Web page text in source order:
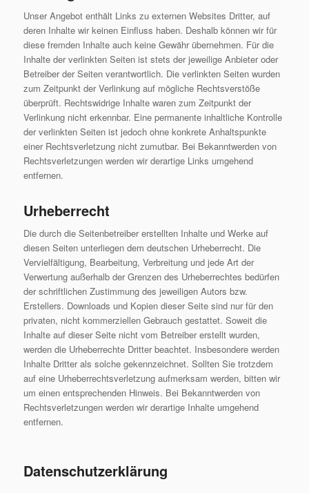
Unser Angebot enthält Links zu externen Websites Dritter, auf
deren Inhalte wir keinen Einfluss haben. Deshalb können wir für
diese fremden Inhalte auch keine Gewähr übernehmen. Für die
Inhalte der verlinkten Seiten ist stets der jeweilige Anbieter oder
Betreiber der Seiten verantwortlich. Die verlinkten Seiten wurden
zum Zeitpunkt der Verlinkung auf mögliche Rechtsverstöße
überprüft. Rechtswidrige Inhalte waren zum Zeitpunkt der
Verlinkung nicht erkennbar. Eine permanente inhaltliche Kontrolle
der verlinkten Seiten ist jedoch ohne konkrete Anhaltspunkte
einer Rechtsverletzung nicht zumutbar. Bei Bekanntwerden von
Rechtsverletzungen werden wir derartige Links umgehend
entfernen.
Urheberrecht
Die durch die Seitenbetreiber erstellten Inhalte und Werke auf
diesen Seiten unterliegen dem deutschen Urheberrecht. Die
Vervielfältigung, Bearbeitung, Verbreitung und jede Art der
Verwertung außerhalb der Grenzen des Urheberrechtes bedürfen
der schriftlichen Zustimmung des jeweiligen Autors bzw.
Erstellers. Downloads und Kopien dieser Seite sind nur für den
privaten, nicht kommerziellen Gebrauch gestattet. Soweit die
Inhalte auf dieser Seite nicht vom Betreiber erstellt wurden,
werden die Urheberrechte Dritter beachtet. Insbesondere werden
Inhalte Dritter als solche gekennzeichnet. Sollten Sie trotzdem
auf eine Urheberrechtsverletzung aufmerksam werden, bitten wir
um einen entsprechenden Hinweis. Bei Bekanntwerden von
Rechtsverletzungen werden wir derartige Inhalte umgehend
entfernen.
Datenschutzerklärung